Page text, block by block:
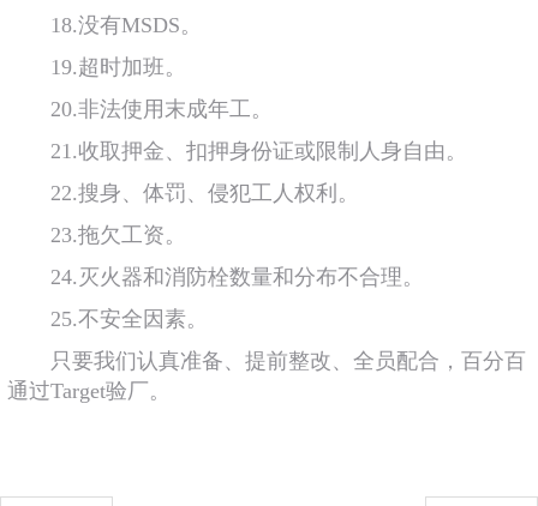
18.没有MSDS。
19.超时加班。
20.非法使用末成年工。
21.收取押金、扣押身份证或限制人身自由。
22.搜身、体罚、侵犯工人权利。
23.拖欠工资。
24.灭火器和消防栓数量和分布不合理。
25.不安全因素。
只要我们认真准备、提前整改、全员配合，百分百
通过Target验厂。